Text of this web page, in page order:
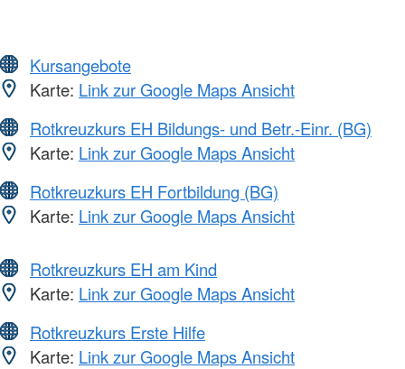
Kursangebote
Karte: Link zur Google Maps Ansicht
Rotkreuzkurs EH Bildungs- und Betr.-Einr. (BG)
Karte: Link zur Google Maps Ansicht
Rotkreuzkurs EH Fortbildung (BG)
Karte: Link zur Google Maps Ansicht
Rotkreuzkurs EH am Kind
Karte: Link zur Google Maps Ansicht
Rotkreuzkurs Erste Hilfe
Karte: Link zur Google Maps Ansicht